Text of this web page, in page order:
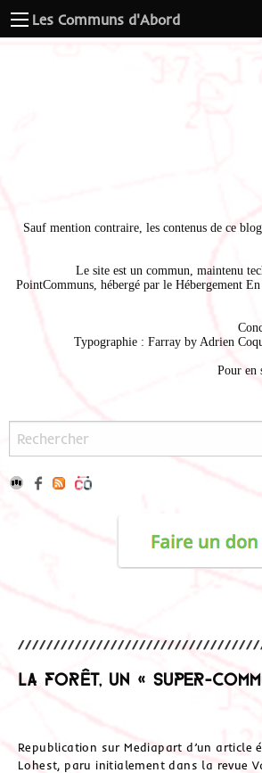
Les Communs d'Abord
Sauf mention contraire, les contenus de ce
Le site est un commun, maintenu
PointCommuns , hébergé par le Hébergement
Typographie : Farray by Adrien
Pour en
La forêt, un « super-
Republication sur Mediapart d’un article
Lohest, paru initialement dans la revue